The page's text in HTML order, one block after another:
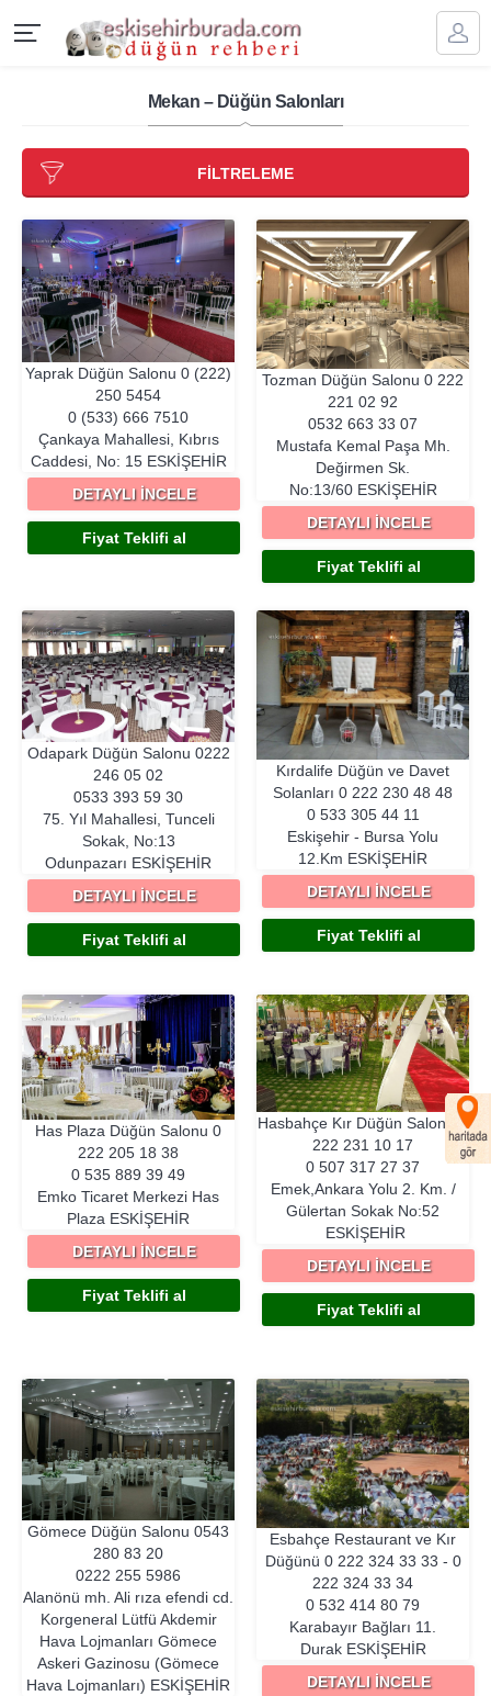
Mekan – Düğün Salonları
FİLTRELEME
Yaprak Düğün Salonu 0 (222)
250 5454
0 (533) 666 7510
Çankaya Mahallesi, Kıbrıs
Caddesi, No: 15 ESKIŞEHIR
DETAYLI İNCELE
Fiyat Teklifi al
Tozman Düğün Salonu 0 222
221 02 92
0532 663 33 07
Mustafa Kemal Paşa Mh.
Değirmen Sk.
No:13/60 ESKIŞEHIR
DETAYLI İNCELE
Fiyat Teklifi al
Odapark Düğün Salonu 0222
246 05 02
0533 393 59 30
75. Yıl Mahallesi, Tunceli
Sokak, No:13
Odunpazarı ESKIŞEHIR
DETAYLI İNCELE
Fiyat Teklifi al
Kırdalife Düğün ve Davet
Solanları 0 222 230 48 48
0 533 305 44 11
Eskişehir - Bursa Yolu
12.Km ESKIŞEHIR
DETAYLI İNCELE
Fiyat Teklifi al
Has Plaza Düğün Salonu 0
222 205 18 38
0 535 889 39 49
Emko Ticaret Merkezi Has
Plaza ESKIŞEHIR
DETAYLI İNCELE
Fiyat Teklifi al
Hasbahçe Kır Düğün Salonu 0
222 231 10 17
0 507 317 27 37
Emek,Ankara Yolu 2. Km. /
Gülertan Sokak No:52
ESKIŞEHIR
DETAYLI İNCELE
Fiyat Teklifi al
Gömece Düğün Salonu 0543
280 83 20
0222 255 5986
Alanönü mh. Ali rıza efendi cd.
Korgeneral Lütfü Akdemir
Hava Lojmanları Gömece
Askeri Gazinosu (Gömece
Hava Lojmanları) ESKIŞEHIR
Esbahçe Restaurant ve Kır
Düğünü 0 222 324 33 33 - 0
222 324 33 34
0 532 414 80 79
Karabayır Bağları 11.
Durak ESKIŞEHIR
DETAYLI İNCELE